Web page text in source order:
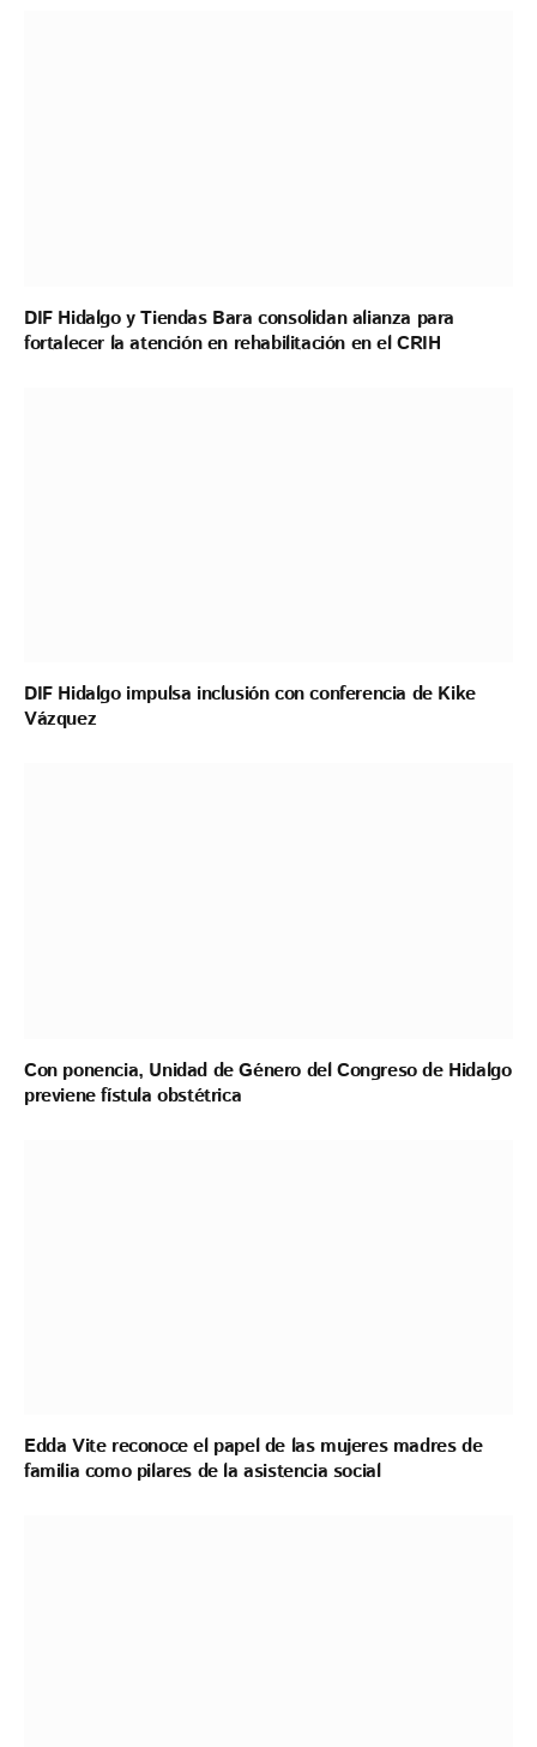
DIF Hidalgo y Tiendas Bara consolidan alianza para
fortalecer la atención en rehabilitación en el CRIH
DIF Hidalgo impulsa inclusión con conferencia de Kike
Vázquez
Con ponencia, Unidad de Género del Congreso de Hidalgo
previene fístula obstétrica
Edda Vite reconoce el papel de las mujeres madres de
familia como pilares de la asistencia social